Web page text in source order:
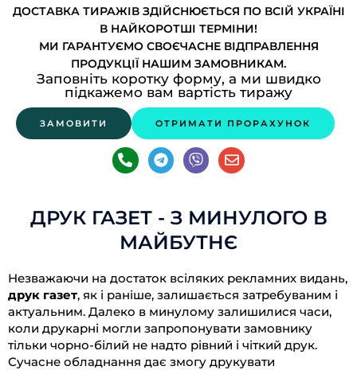
ДОСТАВКА ТИРАЖІВ ЗДІЙСНЮЄТЬСЯ ПО ВСІЙ УКРАЇНІ
В НАЙКОРОТШІ ТЕРМІНИ!
МИ ГАРАНТУЄМО СВОЄЧАСНЕ ВІДПРАВЛЕННЯ
ПРОДУКЦІЇ НАШИМ ЗАМОВНИКАМ.
Заповніть коротку форму, а ми швидко
підкажемо вам вартість тиражу
ЗАМОВИТИ ОТРИМАТИ ПРОРАХУНОК
P
h
e
-
a
l
T
e
r
a
m
V
i
r
E
n
l
o
p
e
ДРУК ГАЗЕТ - З МИНУЛОГО В
МАЙБУТНЄ
Незважаючи на достаток всіляких рекламних видань,
друк газет, як і раніше, залишається затребуваним і
актуальним. Далеко в минулому залишилися часи,
коли друкарні могли запропонувати замовнику
тільки чорно-білий не надто рівний і чіткий друк.
Сучасне обладнання дає змогу друкувати